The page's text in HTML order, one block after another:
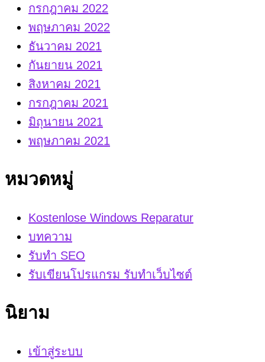
กรกฎาคม 2022
พฤษภาคม 2022
ธันวาคม 2021
กันยายน 2021
สิงหาคม 2021
กรกฎาคม 2021
มิถุนายน 2021
พฤษภาคม 2021
หมวดหมู่
Kostenlose Windows Reparatur
บทความ
รับทำ SEO
รับเขียนโปรแกรม รับทำเว็บไซต์
นิยาม
เข้าสู่ระบบ